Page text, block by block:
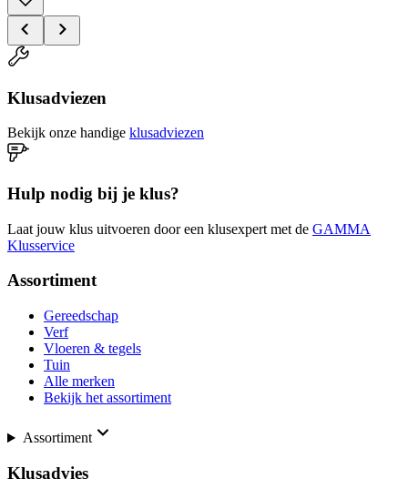
Klusadviezen
Bekijk onze handige klusadviezen
Hulp nodig bij je klus?
Laat jouw klus uitvoeren door een klusexpert met de GAMMA
Klusservice
Assortiment
Gereedschap
Verf
Vloeren & tegels
Tuin
Alle merken
Bekijk het assortiment
Assortiment
Klusadvies